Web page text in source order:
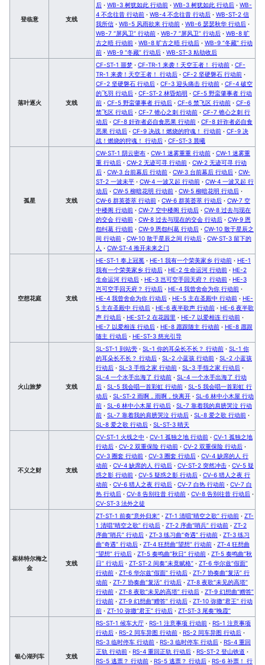
登临意 支线
后 · WB-3 树犹如此 行动前 · WB-3 树犹如此 行动后 · WB-
4 不念往昔 行动前 · WB-4 不念往昔 行动后 · WB-ST-2 信
我所信 · WB-5 风雨欲来 行动前 · WB-6 瑟瑟秋华 行动后 ·
WB-7 “屏风卫” 行动前 · WB-7 “屏风卫” 行动后 · WB-8 旷
古之晤 行动前 · WB-8 旷古之晤 行动后 · WB-9 “冬藏” 行动
前 · WB-9 “冬藏” 行动后 · WB-ST-3 粘劫收后
落叶逐火 支线
CF-ST-1 噩梦 · CF-TR-1 来袭！天空王者！ 行动前 · CF-
TR-1 来袭！天空王者！ 行动后 · CF-2 坚硬磐石 行动前 ·
CF-2 坚硬磐石 行动后 · CF-3 迎头痛击 行动前 · CF-4 破空
的飞羽 行动后 · CF-ST-2 林昏焰明 · CF-5 野蛮肇事者 行动
前 · CF-5 野蛮肇事者 行动后 · CF-6 禁飞区 行动前 · CF-6
禁飞区 行动后 · CF-7 锥心之刺 行动前 · CF-7 锥心之刺 行
动后 · CF-8 奸诈者必自食恶果 行动前 · CF-8 奸诈者必自食
恶果 行动后 · CF-9 决战！燃烧的狩魂！ 行动前 · CF-9 决
战！燃烧的狩魂！ 行动后 · CF-ST-3 晨曦
孤星 支线
CW-ST-1 阴云密布 · CW-1 迷雾重重 行动前 · CW-1 迷雾重
重 行动后 · CW-2 无迹可寻 行动前 · CW-2 无迹可寻 行动
后 · CW-3 台前幕后 行动前 · CW-3 台前幕后 行动后 · CW-
ST-2 一波未平 · CW-4 一波又起 行动前 · CW-4 一波又起 行
动后 · CW-5 柳暗花明 行动前 · CW-5 柳暗花明 行动后 ·
CW-6 群英荟萃 行动前 · CW-6 群英荟萃 行动后 · CW-7 空
中楼阁 行动前 · CW-7 空中楼阁 行动后 · CW-8 过去与现在
的交会 行动前 · CW-8 过去与现在的交会 行动后 · CW-9 恩
怨纠葛 行动前 · CW-9 恩怨纠葛 行动后 · CW-10 散于星辰之
间 行动前 · CW-10 散于星辰之间 行动后 · CW-ST-3 留下的
人 · CW-ST-4 推开未来之门
空想花庭 支线
HE-ST-1 奉上冠冕 · HE-1 我有一个荣美家乡 行动前 · HE-1
我有一个荣美家乡 行动后 · HE-2 生命运河 行动前 · HE-2
生命运河 行动后 · HE-3 岂可空手回天府？ 行动前 · HE-3
岂可空手回天府？ 行动后 · HE-4 我曾舍命为你 行动前 ·
HE-4 我曾舍命为你 行动后 · HE-5 主在圣殿中 行动前 · HE-
5 主在圣殿中 行动后 · HE-6 夜半歌声 行动前 · HE-6 夜半歌
声 行动后 · HE-ST-2 在花园里 · HE-7 以爱相连 行动前 ·
HE-7 以爱相连 行动后 · HE-8 愿跟随主 行动前 · HE-8 愿跟
随主 行动后 · HE-ST-3 慈光引导
火山旅梦 支线
SL-ST-1 到站旁 · SL-1 你的耳朵长不长？ 行动前 · SL-1 你
的耳朵长不长？ 行动后 · SL-2 小蓝孩 行动前 · SL-2 小蓝孩
行动后 · SL-3 手指之家 行动前 · SL-3 手指之家 行动后 ·
SL-4 一个水手出海了 行动前 · SL-4 一个水手出海了 行动
后 · SL-5 我会唱一首彩虹 行动前 · SL-5 我会唱一首彩虹 行
动后 · SL-ST-2 雨啊，雨啊，快离开 · SL-6 林中小木屋 行动
前 · SL-6 林中小木屋 行动后 · SL-7 靠着我的肩膀哭泣 行动
前 · SL-7 靠着我的肩膀哭泣 行动后 · SL-8 爱之歌 行动前 ·
SL-8 爱之歌 行动后 · SL-ST-3 晴天
不义之财 支线
CV-ST-1 火线之中 · CV-1 孤独之地 行动前 · CV-1 孤独之地
行动后 · CV-2 双重保险 行动前 · CV-2 双重保险 行动后 ·
CV-3 圈套 行动前 · CV-3 圈套 行动后 · CV-4 缺席的人 行
动前 · CV-4 缺席的人 行动后 · CV-ST-2 突然冲击 · CV-5 疑
惑之影 行动前 · CV-5 疑惑之影 行动后 · CV-6 猎人之夜 行
动前 · CV-6 猎人之夜 行动后 · CV-7 白热 行动前 · CV-7 白
热 行动后 · CV-8 告别往昔 行动前 · CV-8 告别往昔 行动后 ·
CV-ST-3 法外之徒
崔林特尔梅之
金
支线
ZT-ST-1 前奏“意外归来” · ZT-1 清唱“晴空之歌” 行动前 · ZT-
1 清唱“晴空之歌” 行动后 · ZT-2 序曲“哨兵” 行动前 · ZT-2
序曲“哨兵” 行动后 · ZT-3 练习曲“奇遇” 行动前 · ZT-3 练习
曲“奇遇” 行动后 · ZT-4 狂想曲“望想” 行动前 · ZT-4 狂想曲
“望想” 行动后 · ZT-5 奏鸣曲“秋日” 行动前 · ZT-5 奏鸣曲“秋
日” 行动后 · ZT-ST-2 间奏“未竟赋格” · ZT-6 华尔兹“假面”
行动前 · ZT-6 华尔兹“假面” 行动后 · ZT-7 协奏曲“复活” 行
动前 · ZT-7 协奏曲“复活” 行动后 · ZT-8 夜歌“未见的高塔”
行动前 · ZT-8 夜歌“未见的高塔” 行动后 · ZT-9 幻想曲“赠答”
行动前 · ZT-9 幻想曲“赠答” 行动后 · ZT-10 弥撒“君王” 行动
前 · ZT-10 弥撒“君王” 行动后 · ZT-ST-3 尾奏“晚霞”
银心湖列车 支线
RS-ST-1 候车大厅 · RS-1 注意事项 行动前 · RS-1 注意事项
行动后 · RS-2 同车异图 行动前 · RS-2 同车异图 行动后 ·
RS-3 临时停车 行动前 · RS-3 临时停车 行动后 · RS-4 重回
正轨 行动前 · RS-4 重回正轨 行动后 · RS-ST-2 登山铁道 ·
RS-5 逃票？ 行动前 · RS-5 逃票？ 行动后 · RS-6 补票！ 行